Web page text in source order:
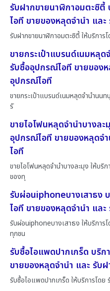
รับฝากขายนาฬิกาอมตะซิ
ไอที ขายของหลุดจำนำ แล
รับฝากขายนาฬิกาอมตะซิตี้ ให้บริการ
ขายกระเป๋าแบรนด์เนมหลุ
รับซื้ออุปกรณ์ไอที ขายของ
อุปกรณ์ไอที
ขายกระเป๋าแบรนด์เนมหลุดจำนำนน
รั
ขายไอโฟนหลุดจำนำบางล
อุปกรณ์ไอที ขายของหลุดจ
ไอที
ขายไอโฟนหลุดจำนำบางละมุง ให้บริ
ของทุ
รับผ่อนiphoneบางเสาธง
ไอที ขายของหลุดจำนำ แล
รับผ่อนiphoneบางเสาธง ให้บริการ
ทุกชน
รับซื้อไอแพดปากเกร็ด บริ
ขายของหลุดจำนำ และ รับ
รับซื้อไอแพดปากเกร็ด ให้บริการโด